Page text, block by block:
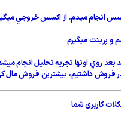
انجام ميدم. از اكسس خروجي
و پرينت ميگيرم
بعد روي اونها تجزيه تحليل
فروش داشتيم، بيشترين فروش
کاربری شما